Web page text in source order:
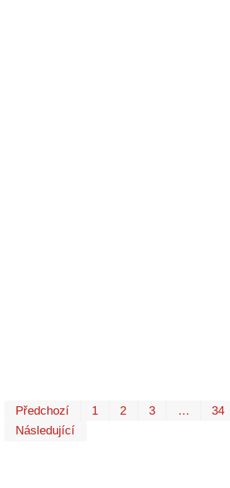
Předchozí 1 2 3 … 34
Následující